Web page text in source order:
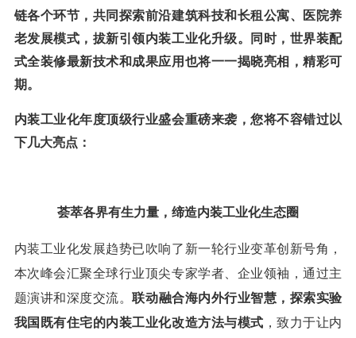
链各个环节，共同探索前沿建筑科技和长租公寓、医院养
老发展模式，拔新引领内装工业化升级。同时，世界装配
式全装修最新技术和成果应用也将一一揭晓亮相，精彩可
期。
内装工业化年度顶级行业盛会重磅来袭，您将不容错过以
下几大亮点：
荟萃各界有生力量，缔造内装工业化生态圈
内装工业化发展趋势已吹响了新一轮行业变革创新号角，
本次峰会汇聚全球行业顶尖专家学者、企业领袖，通过主
题演讲和深度交流。联动融合海内外行业智慧，探索实验
我国既有住宅的内装工业化改造方法与模式 ，致力于让内